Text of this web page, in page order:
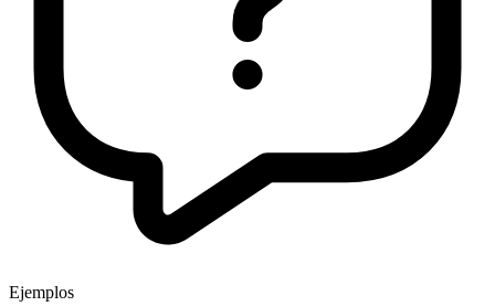
Ejemplos